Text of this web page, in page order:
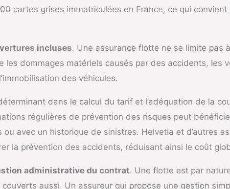
cartes grises immatriculées en France, ce qui
incluses. Une assurance flotte ne se limite pas
dommages matériels causés par des accidents, les
des véhicules.
dans le calcul du tarif et l’adéquation de la
régulières de prévention des risques peut
avec un historique de sinistres. Helvetia et d’autres
la prévention des accidents, réduisant ainsi le coût
administrative du contrat. Une flotte est par
aussi. Un assureur qui propose une gestion